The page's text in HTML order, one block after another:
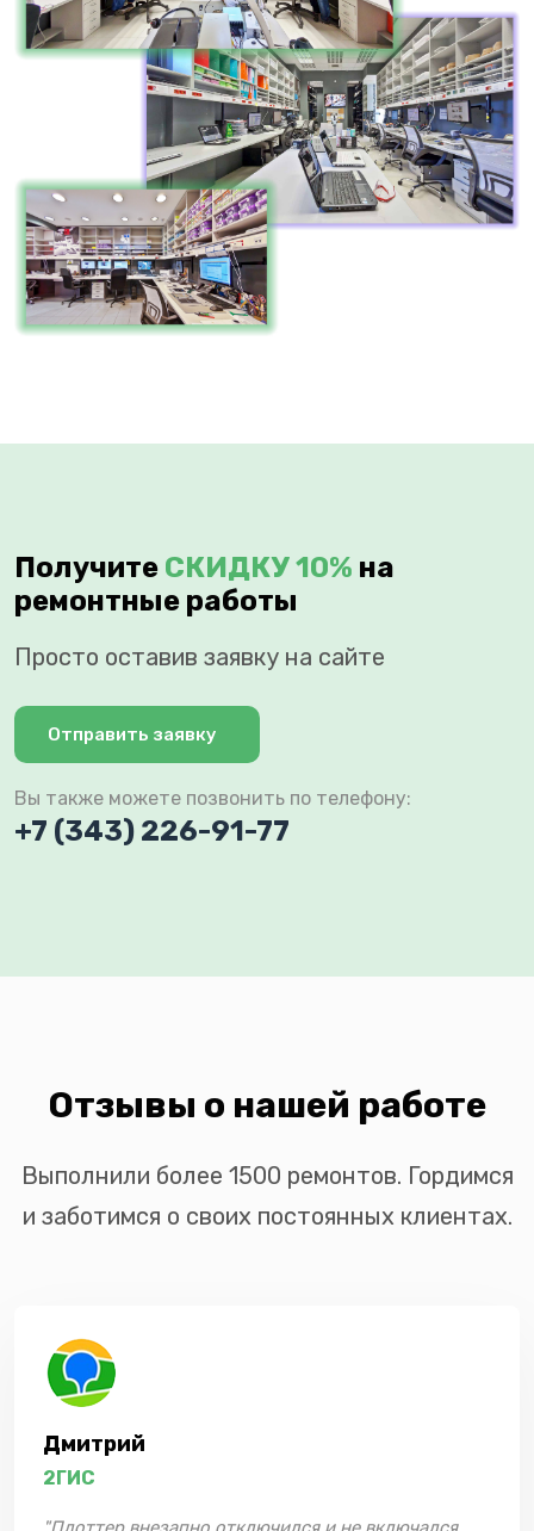
Получите СКИДКУ 10% на
ремонтные работы
Просто оставив заявку на сайте
Отправить заявку
Вы также можете позвонить по телефону:
+7 (343) 226-91-77
Отзывы о нашей работе
Выполнили более 1500 ремонтов. Гордимся
и заботимся о своих постоянных клиентах.
Дмитрий
2ГИС